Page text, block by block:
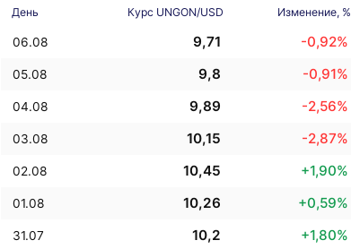
День Курс UNGON/USD Изменение, %
06.08 9,71 -0,92%
05.08 9,8 -0,91%
04.08 9,89 -2,56%
03.08 10,15 -2,87%
02.08 10,45 +1,90%
01.08 10,26 +0,59%
31.07 10,2 +1,80%